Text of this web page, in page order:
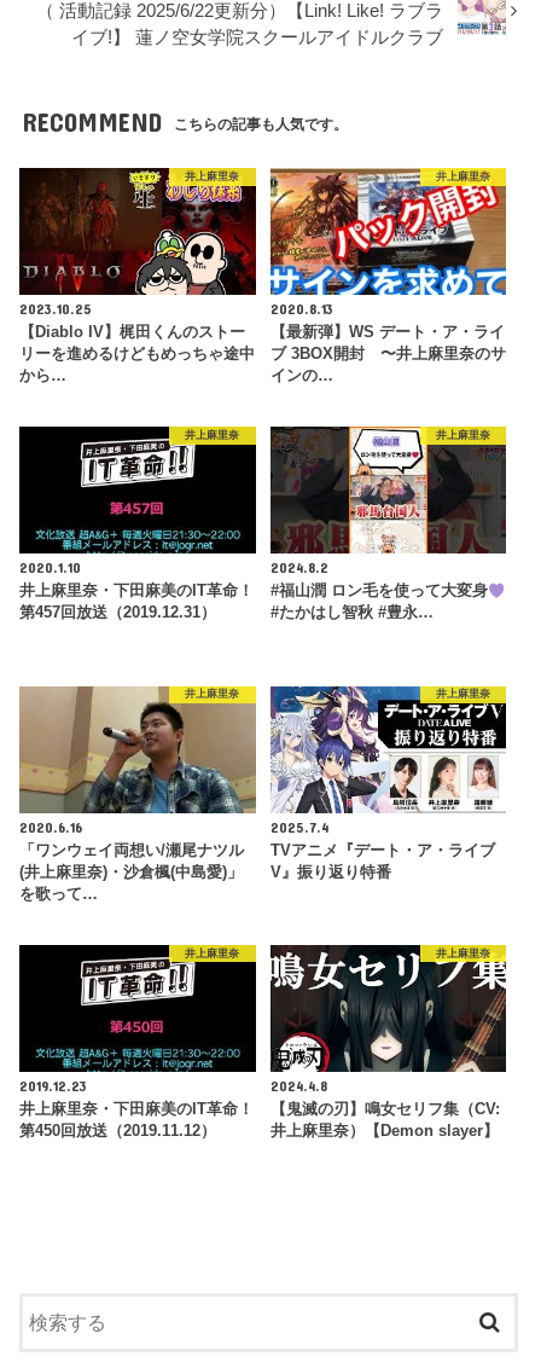
（ 活動記録 2025/6/22更新分）【Link! Like! ラブラ
イブ!】 蓮ノ空女学院スクールアイドルクラブ
RECOMMEND こちらの記事も人気です。
井上麻里奈
2023.10.25
【Diablo IV】梶田くんのストー
リーを進めるけどもめっちゃ途中
から…
井上麻里奈
2020.8.13
【最新弾】WS デート・ア・ライ
ブ 3BOX開封 〜井上麻里奈のサ
インの…
井上麻里奈
2020.1.10
井上麻里奈・下田麻美のIT革命！
第457回放送（2019.12.31）
井上麻里奈
2024.8.2
#福山潤 ロン毛を使って大変身
#たかはし智秋 #豊永…
井上麻里奈
2020.6.16
「ワンウェイ両想い/瀬尾ナツル
(井上麻里奈)・沙倉楓(中島愛)」
を歌って…
井上麻里奈
2025.7.4
TVアニメ『デート・ア・ライブ
V』振り返り特番
井上麻里奈
2019.12.23
井上麻里奈・下田麻美のIT革命！
第450回放送（2019.11.12）
井上麻里奈
2024.4.8
【鬼滅の刃】鳴女セリフ集（CV:
井上麻里奈）【Demon slayer】